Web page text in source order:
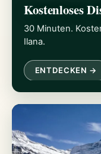
Kostenloses
30 Minuten.
Ilana.
ENTDECKEN →